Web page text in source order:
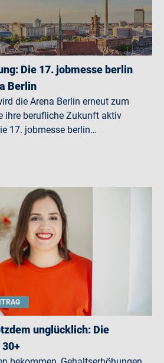
Die 17. jobmesse berlin
Berlin
die Arena Berlin erneut zum
ihre berufliche Zukunft aktiv
17. jobmesse berlin…
unglücklich: Die